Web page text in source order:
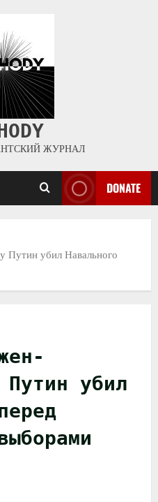
ЖУРНАЛ
DONATE
Путин убил Навального
Путин убил